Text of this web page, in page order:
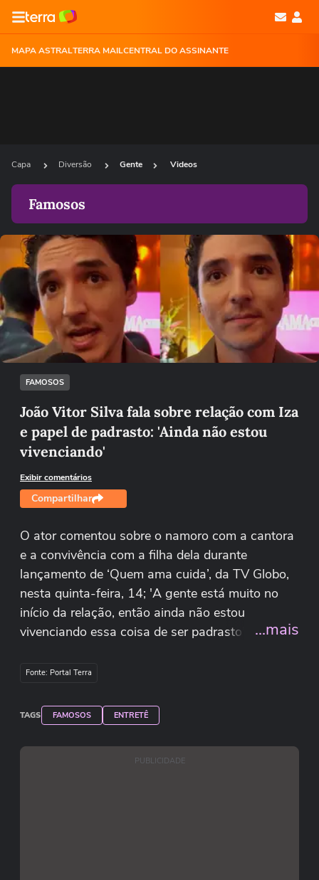
MAPA ASTRALTERRA MAILCENTRAL DO ASSINANTE
Capa Diversão Gente Videos
Famosos
Ops!
Não foi possível reproduzir o vídeo
Tentar novamente
FAMOSOS
João Vitor Silva fala sobre relação com Iza
e papel de padrasto: 'Ainda não estou
vivenciando'
Exibir comentários
Compartilhar
O ator comentou sobre o namoro com a cantora
e a convivência com a filha dela durante
lançamento de ‘Quem ama cuida’, da TV Globo,
nesta quinta-feira, 14; 'A gente está muito no
início da relação, então ainda não estou
vivenciando essa coisa de ser padrasto", disse o
...mais
Fonte: Portal Terra
TAGS FAMOSOS ENTRETÊ
PUBLICIDADE